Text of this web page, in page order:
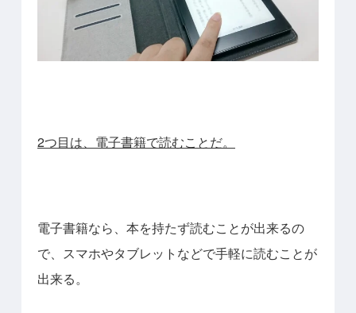
2つ目は、電子書籍で読むことだ。
電子書籍なら、本を持たず読むことが出来るの
で、スマホやタブレットなどで手軽に読むことが
出来る。